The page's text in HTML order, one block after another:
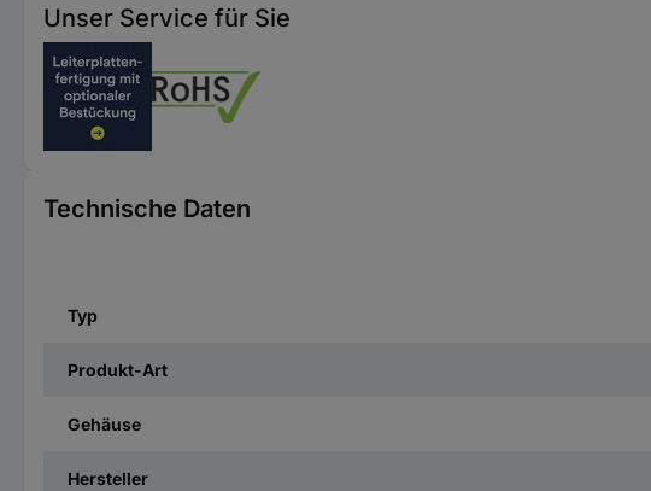
Unser Service für Sie
Technische Daten
Typ
Produkt-Art
Gehäuse
Hersteller